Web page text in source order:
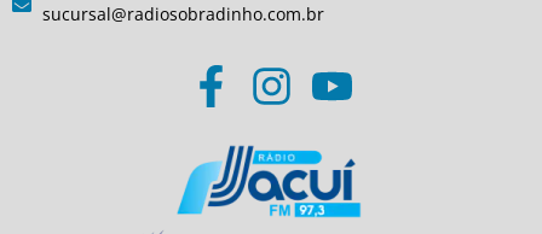
sucursal@radiosobradinho.com.br